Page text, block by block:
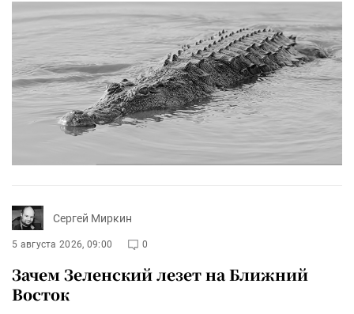
Сергей Миркин
5 августа 2026, 09:00 0
Зачем Зеленский лезет на Ближний
Восток